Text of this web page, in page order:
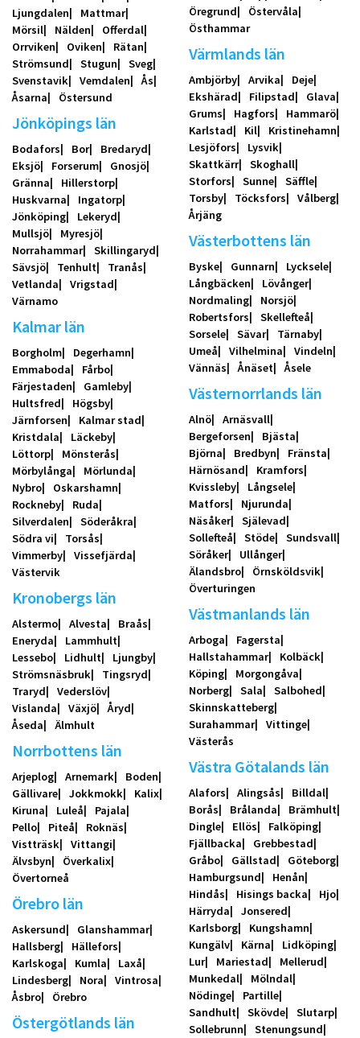
Ljungdalen
Mattmar
Mörsil
Nälden
Offerdal
Orrviken
Oviken
Rätan
Strömsund
Stugun
Sveg
Svenstavik
Vemdalen
Ås
Åsarna
Östersund
Jönköpings län
Bodafors Bor
Bredaryd
Eksjö
Forserum
Gnosjö
Gränna
Hillerstorp
Huskvarna
Ingatorp
Jönköping
Lekeryd
Mullsjö
Myresjö
Norrahammar
Skillingaryd
Sävsjö
Tenhult
Tranås
Vetlanda
Vrigstad
Värnamo
Kalmar län
Borgholm
Degerhamn
Emmaboda
Fårbo
Färjestaden
Gamleby
Hultsfred
Högsby
Järnforsen
Kalmar stad
Kristdala
Läckeby
Löttorp
Mönsterås
Mörbylånga
Mörlunda
Nybro
Oskarshamn
Rockneby
Ruda
Silverdalen
Söderåkra
Södra vi
Torsås
Vimmerby
Vissefjärda
Västervik
Kronobergs län
Alstermo Alvesta
Braås
Eneryda
Lammhult
Lessebo
Lidhult
Ljungby
Strömsnäsbruk
Tingsryd
Traryd
Vederslöv
Vislanda
Växjö
Åryd
Åseda
Älmhult
Norrbottens län
Arjeplog Arnemark
Boden
Gällivare
Jokkmokk
Kalix
Kiruna
Luleå
Pajala
Pello
Piteå
Roknäs
Vistträsk
Vittangi
Älvsbyn
Överkalix
Övertorneå
Örebro län
Askersund
Glanshammar
Hallsberg
Hällefors
Karlskoga
Kumla
Laxå
Lindesberg
Nora
Vintrosa
Åsbro
Örebro
Östergötlands län
Öregrund
Östervåla
Östhammar
Värmlands län
Ambjörby Arvika
Deje
Ekshärad
Filipstad
Glava
Grums
Hagfors
Hammarö
Karlstad
Kil
Kristinehamn
Lesjöfors
Lysvik
Skattkärr
Skoghall
Storfors
Sunne
Säffle
Torsby
Töcksfors
Vålberg
Årjäng
Västerbottens län
Byske Gunnarn
Lycksele
Långbäcken
Lövånger
Nordmaling
Norsjö
Robertsfors
Skellefteå
Sorsele
Sävar
Tärnaby
Umeå
Vilhelmina
Vindeln
Vännäs
Ånäset Åsele
Västernorrlands län
Alnö
Arnäsvall
Bergeforsen
Bjästa
Björna
Bredbyn
Fränsta
Härnösand
Kramfors
Kvissleby
Långsele
Matfors
Njurunda
Näsåker
Själevad
Sollefteå
Stöde
Sundsvall
Söråker
Ullånger
Älandsbro
Örnsköldsvik
Överturingen
Västmanlands län
Arboga
Fagersta
Hallstahammar
Kolbäck
Köping
Morgongåva
Norberg
Sala
Salbohed
Skinnskatteberg
Surahammar
Vittinge
Västerås
Västra Götalands län
Alafors Alingsås
Billdal
Borås
Brålanda
Brämhult
Dingle
Ellös
Falköping
Fjällbacka
Grebbestad
Gråbo
Gällstad
Göteborg
Hamburgsund
Henån
Hindås
Hisings backa
Hjo
Härryda
Jonsered
Karlsborg
Kungshamn
Kungälv
Kärna
Lidköping
Lur
Mariestad
Mellerud
Munkedal
Mölndal
Nödinge
Partille
Sandhult
Skövde
Slutarp
Sollebrunn
Stenungsund